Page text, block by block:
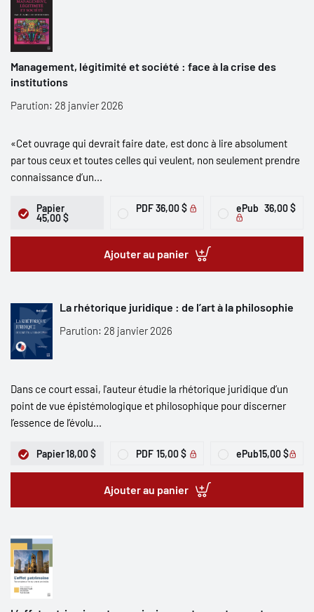
Management, légitimité et société : face à la crise des
institutions
Parution: 28 janvier 2026
«Cet ouvrage qui devrait faire date, est donc à lire absolument
par tous ceux et toutes celles qui veulent, non seulement prendre
connaissance d’un...
Papier
45,00 $
PDF 36,00 $ ePub 36,00 $
Ajouter au panier
La rhétorique juridique : de l’art à la philosophie
Parution: 28 janvier 2026
Dans ce court essai, l'auteur étudie la rhétorique juridique d’un
point de vue épistémologique et philosophique pour discerner
l’essence de l’évolu...
Papier18,00 $ PDF 15,00 $ ePub15,00 $
Ajouter au panier